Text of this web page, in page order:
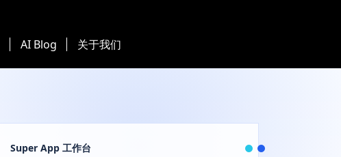
AI Blog 关于我们
Super App 工作台